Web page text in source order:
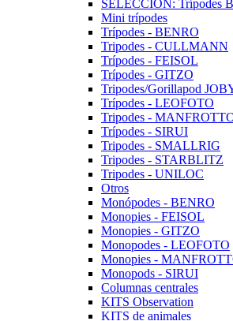
SELECCIÓN: Trípodes
Mini trípodes
Trípodes - BENRO
Tripodes - CULLMANN
Trípodes - FEISOL
Trípodes - GITZO
Tripodes/Gorillapod
Trípodes - LEOFOTO
Tripodes -
Trípodes - SIRUI
Tripodes - SMALLRIG
Tripodes - STARBLITZ
Tripodes - UNILOC
Otros
Monópodes - BENRO
Monopies - FEISOL
Monopies - GITZO
Monopodes - LEOFOTO
Monopies -
Monopods - SIRUI
Columnas centrales
KITS Observation
KITS de animales